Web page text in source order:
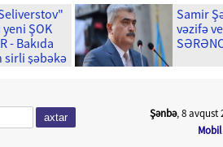
yeni ŞOK
- Bakıda
sirli şəbəkə
Samir
vəzifə
Şənbə, 8 avqust